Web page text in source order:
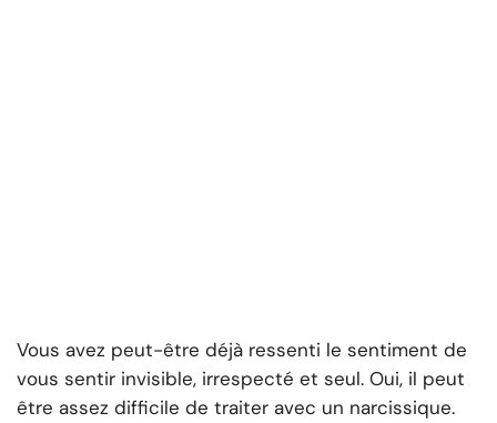
Vous avez peut-être déjà ressenti le sentiment de
vous sentir invisible, irrespecté et seul. Oui, il peut
être assez difficile de traiter avec un narcissique.